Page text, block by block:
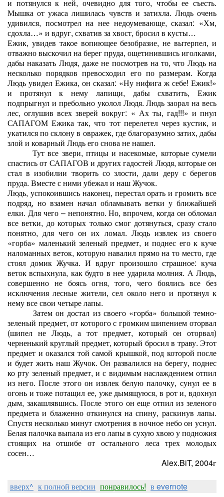
и потянулся к ней, очевидно для того, чтобы ее съесть.
Мышка от ужаса лишилась чувств и затихла. Людь очень
удивился, посмотрел на нее недоумевающе, сказал: «Хм,
сдохла…» и вдруг, схватив за хвост, бросил в кусты…
Ежик, увидев такое вопиющее безобразие, не вытерпел, и
отважно выскочил на берег пруда, ощетинившись иголками,
дабы наказать Людя, даже не посмотрев на то, что Людь на
несколько порядков превосходил его по размерам. Когда
Людь увидел Ежика, он сказал: «Ну нифига ж себе! Ежик!»
и протянул к нему лапищи, дабы схватить, Ежик
подпрыгнул и пребольно уколол Людя. Людь заорал на весь
лес, оглушив всех зверей вокруг: « Ах ты, гад!!!» и пнул
САПАГОМ Ежика так, что тот перелетел через кустик, и
укатился по склону в овражек, где благоразумно затих, дабы
злой и коварный Людь его снова не нашел.
Тут все звери, птицы и насекомые, которые сумели
спастись от САПАГОВ и других гадостей Людя, которые он
стал в изобилии творить со злости, дали деру с берегов
пруда. Вместе с ними убежал и наш Жучок.
Людь, успокоившись наконец, перестал орать и громить все
подряд, но взамен начал обламывать ветки у ближайшей
елки. Для чего – непонятно. Но, впрочем, когда он обломал
все ветки, до которых только смог дотянуться, сразу стало
понятно, для чего он их ломал. Людь извлек из своего
«горба» маленький зеленый предмет, и поднес его к куче
наломанных веток, которую навалил прямо на то место, где
стоял домик Жучка. И вдруг произошло страшное: куча
веток вспыхнула, как будто в нее ударила молния. А Людь,
совершенно не боясь огня, того, чего боялись все без
исключения лесные жители, сел около него и протянул к
нему все свои четыре лапы.
Затем он достал из своего «горба» большой темно-
зеленый предмет, от которого с громким шипением оторвал
(шипел не Людь, а тот предмет, который он оторвал)
черненький круглый предмет, который бросил в траву. Этот
предмет и оказался той самой крышкой, под которой после
и будет жить наш Жучок. Он развалился на берегу, поднес
ко рту зеленый предмет, и с видимым наслаждением отпил
из него. После этого он извлек белую палочку, сунул ее в
огонь и тоже потащил ее, уже дымящуюся, в рот и, вдохнул
дым, закашлявшись. После этого он еще отпил из зеленого
предмета и блаженно откинулся на спину, раскинув лапы.
Спустя несколько минут смотрения в ночное небо он уснул.
Белая палочка выпала из его лапы в сухую хвою у подножия
стоящих на отшибе от остального леса трех молодых
сосен…
Alex.BiT, 2004г
вверх^ к полной версии понравилось! в evernote